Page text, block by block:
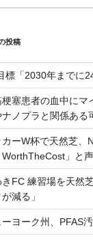
投稿
標「2030年までに
梗塞患者の血中にマ
ノプラと関係ある
カーW杯で天然芝、
WorthTheCost」と
きFC 練習場を天然
減る」
ーヨーク州、PFAS